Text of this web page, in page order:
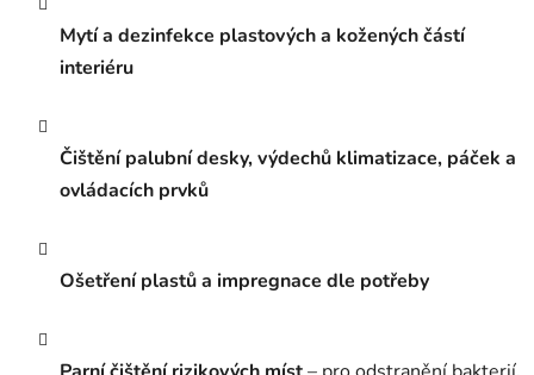
Mytí a dezinfekce plastových a kožených částí
interiéru
Čištění palubní desky, výdechů klimatizace, páček a
ovládacích prvků
Ošetření plastů a impregnace dle potřeby